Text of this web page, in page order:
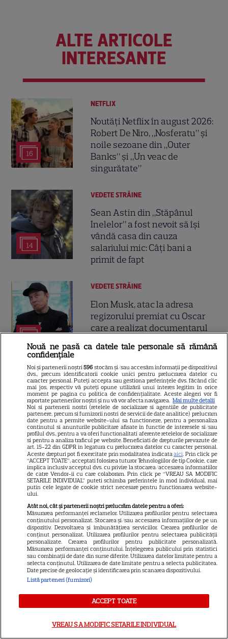
ALTE ARTICOLE
INTERESANTE
16
NETFLIX
Noutăți Netflix în august 2026:
Robert De Niro, „Nosferatu” și
noile sezoane din „Outer
Banks” și „Un veac de
singurătate”
14
VEDETE STRĂINE
Sean Astin din „Stăpânul
Inelelor” a fost nevoit să își
vândă casa din cauza
salariului mic: Câți bani a
primit de fapt
VEDETE STRĂINE
Elon Musk, atac la adresa
regizorului premiat cu Oscar
care a realizat documentarul
de minute
3
VEDETE STRĂINE
Marvel are un nou Black
Panther. David Jonsson preia
moștenirea lui Chadwick
Boseman
7
VEDETE STRĂINE
Ryan Gosling este noul Ghost
Rider din Universul Marvel.
Anunțul făcut la Comic-Con i-
a entuziasmat pe fani
DISNEY PLUS
„Diavolul se îmbracă de la
Prada 2” s-a lansat pe Disney+.
Hathaway revin la revista
Runway
Nouă ne pasă ca datele tale personale să rămână
confidențiale
Noi și partenerii noștri596 stocăm și/sau accesăm informații pe dispozitivul
dvs., precum identificatorii cookie unici pentru prelucrarea datelor cu
caracter personal. Puteți accepta sau gestiona preferințele dvs. făcând clic
mai jos, respectiv vă puteți opune utilizării unui interes legitim în orice
moment pe pagina cu politica de confidențialitate. Aceste alegeri vor fi
raportate partenerilor noștri și nu vă vor afecta navigarea. Mai multe detalii
Noi si partenerii nostri (retelele de socializare si agentiile de publicitate
partenere, precum si furnizorii nostri de servicii de date analitice) prelucram
date pentru a permite website-ului sa functioneze, pentru a personaliza
continutul si anunturile publicitare afisate in functie de interesele si/sau
profilul dvs., pentru a va oferi functionalitati aferente retelelor de socializare
si pentru a analiza traficul pe website. Beneficiati de drepturile prevazute de
art. 15-22 din GDPR in legatura cu prelucrarea datelor cu caracter personal.
Aceste drepturi pot fi exercitate prin modalitatea indicataaici. Prin click pe
“ACCEPT TOATE”, acceptati folosirea tuturor Tehnologiilor de tip Cookie, care
implica inclusiv acceptul dvs. cu privire la stocarea/accesarea informatiilor
de catre Vendor-ii cu care colaboram. Prin click pe “VREAU SA MODIFIC
SETARILE INDIVIDUAL” puteti schimba preferintele in mod individual, mai
putin cele legate de cookie strict necesare pentru functionarea website-
ului.
Atât noi, cât și partenerii noștri prelucrăm datele pentru a oferi:
Măsurarea performanței reclamelor. Utilizarea profilurilor pentru selectarea
conținutului personalizat. Stocarea și/sau accesarea informațiilor de pe un
dispozitiv. Dezvoltarea și îmbunătățirea serviciilor. Crearea profilurilor de
conținut personalizat. Utilizarea profilurilor pentru selectarea publicității
personalizate. Crearea profilurilor pentru publicitate personalizată.
Măsurarea performanței conținutului. Înțelegerea publicului prin statistici
sau combinații de date din surse diferite. Utilizarea datelor limitate pentru a
selecta conținutul. Utilizarea de date limitate pentru a selecta publicitatea.
Date precise de geolocație și identificarea prin scanarea dispozitivului.
Listă parteneri (furnizori)
ACCEPT TOATE
VREAU SA MODIFIC SETARILE INDIVIDUAL